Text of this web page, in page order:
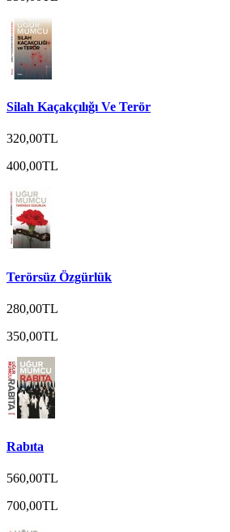
Silah Kaçakçılığı Ve Terör
320,00TL
400,00TL
Terörsüz Özgürlük
280,00TL
350,00TL
Rabıta
560,00TL
700,00TL